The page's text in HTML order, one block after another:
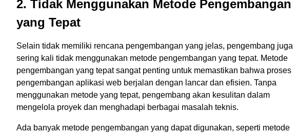
2. Tidak Menggunakan Metode Pengembangan
yang Tepat
Selain tidak memiliki rencana pengembangan yang jelas, pengembang juga
sering kali tidak menggunakan metode pengembangan yang tepat. Metode
pengembangan yang tepat sangat penting untuk memastikan bahwa proses
pengembangan aplikasi web berjalan dengan lancar dan efisien. Tanpa
menggunakan metode yang tepat, pengembang akan kesulitan dalam
mengelola proyek dan menghadapi berbagai masalah teknis.
Ada banyak metode pengembangan yang dapat digunakan, seperti metode